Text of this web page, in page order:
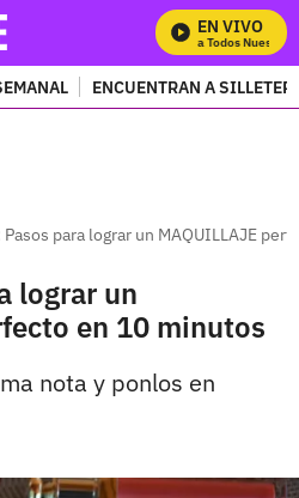
EN VIVO
Mira Todos Nuestros
ENCUENTRAN A
para lograr un MAQUILLAJE
lograr un
en 10 minutos
nota y ponlos en